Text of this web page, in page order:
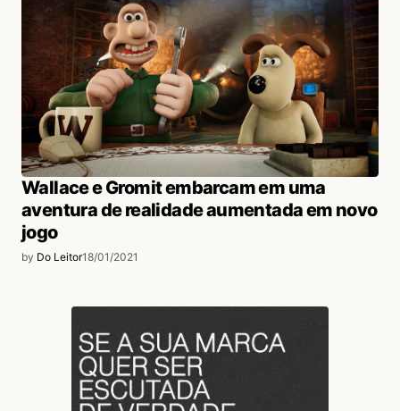
Wallace e Gromit embarcam em uma
aventura de realidade aumentada em novo
jogo
by Do Leitor18/01/2021